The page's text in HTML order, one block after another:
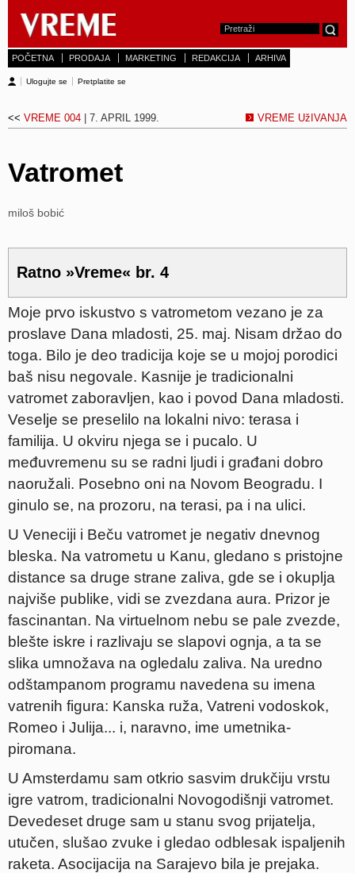
POČETNA PRODAJA MARKETING REDAKCIJA ARHIVA
Ulogujte se Pretplatite se
<< VREME 004 | 7. APRIL 1999. VREME UžIVANJA
Vatromet
miloš bobić
Ratno »Vreme« br. 4
Moje prvo iskustvo s vatrometom vezano je za
proslave Dana mladosti, 25. maj. Nisam držao do
toga. Bilo je deo tradicija koje se u mojoj porodici
baš nisu negovale. Kasnije je tradicionalni
vatromet zaboravljen, kao i povod Dana mladosti.
Veselje se preselilo na lokalni nivo: terasa i
familija. U okviru njega se i pucalo. U
međuvremenu su se radni ljudi i građani dobro
naoružali. Posebno oni na Novom Beogradu. I
ginulo se, na prozoru, na terasi, pa i na ulici.
U Veneciji i Beču vatromet je negativ dnevnog
bleska. Na vatrometu u Kanu, gledano s pristojne
distance sa druge strane zaliva, gde se i okuplja
najviše publike, vidi se zvezdana aura. Prizor je
fascinantan. Na virtuelnom nebu se pale zvezde,
blešte iskre i razlivaju se slapovi ognja, a ta se
slika umnožava na ogledalu zaliva. Na uredno
odštampanom programu navedena su imena
vatrenih figura: Kanska ruža, Vatreni vodoskok,
Romeo i Julija... i, naravno, ime umetnika-
piromana.
U Amsterdamu sam otkrio sasvim drukčiju vrstu
igre vatrom, tradicionalni Novogodišnji vatromet.
Devedeset druge sam u stanu svog prijatelja,
utučen, slušao zvuke i gledao odblesak ispaljenih
raketa. Asocijacija na Sarajevo bila je prejaka.